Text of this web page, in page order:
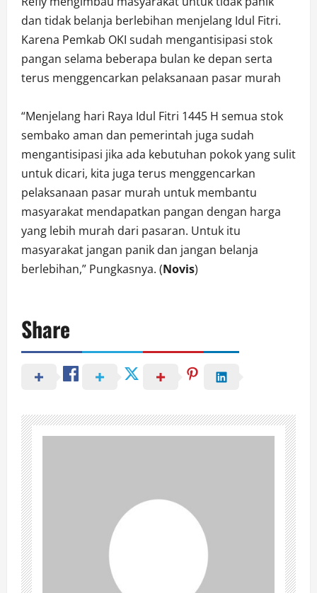
dan tidak belanja berlebihan menjelang Idul Fitri.
Karena Pemkab OKI sudah mengantisipasi stok
pangan selama beberapa bulan ke depan serta
terus menggencarkan pelaksanaan pasar murah
“Menjelang hari Raya Idul Fitri 1445 H semua stok
sembako aman dan pemerintah juga sudah
mengantisipasi jika ada kebutuhan pokok yang sulit
untuk dicari, kita juga terus menggencarkan
pelaksanaan pasar murah untuk membantu
masyarakat mendapatkan pangan dengan harga
yang lebih murah dari pasaran. Untuk itu
masyarakat jangan panik dan jangan belanja
berlebihan,” Pungkasnya. (Novis)
Share